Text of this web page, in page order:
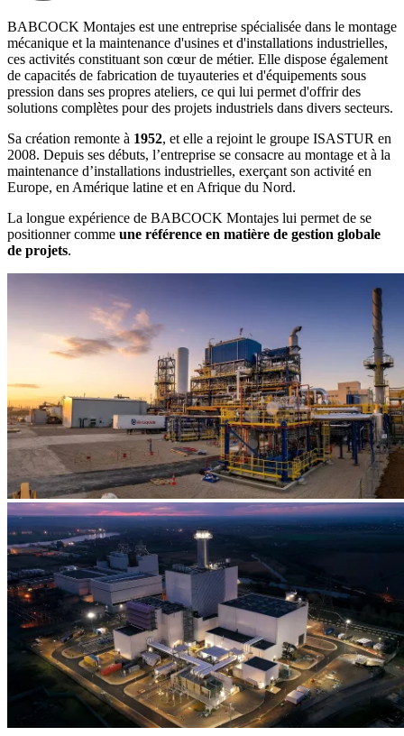
BABCOCK Montajes est une entreprise spécialisée dans le montage
mécanique et la maintenance d'usines et d'installations industrielles,
ces activités constituant son cœur de métier. Elle dispose également
de capacités de fabrication de tuyauteries et d'équipements sous
pression dans ses propres ateliers, ce qui lui permet d'offrir des
solutions complètes pour des projets industriels dans divers secteurs.
Sa création remonte à 1952, et elle a rejoint le groupe ISASTUR en
2008. Depuis ses débuts, l’entreprise se consacre au montage et à la
maintenance d’installations industrielles, exerçant son activité en
Europe, en Amérique latine et en Afrique du Nord.
La longue expérience de BABCOCK Montajes lui permet de se
positionner comme une référence en matière de gestion globale
de projets.